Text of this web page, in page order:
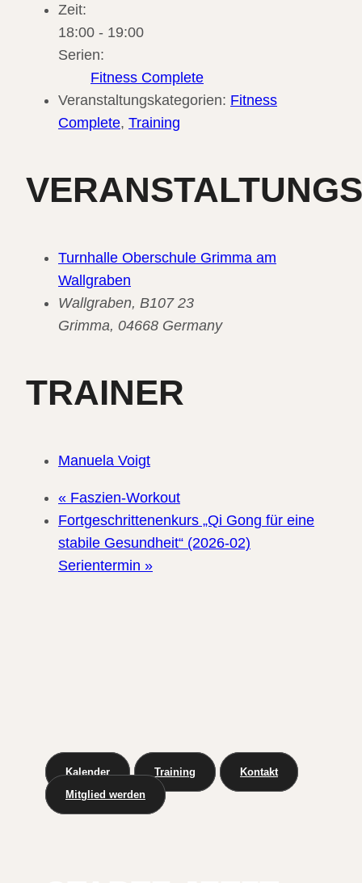
Zeit:
18:00 - 19:00
Serien:
Fitness Complete
Veranstaltungskategorien: Fitness
Complete, Training
Turnhalle Oberschule Grimma am
Wallgraben
Wallgraben, B107 23
Grimma, 04668 Germany
TRAINER
Manuela Voigt
« Faszien-Workout
Fortgeschrittenenkurs „Qi Gong für eine
stabile Gesundheit“ (2026-02)
Serientermin »
Kalender Training
Kontakt
Mitglied werden